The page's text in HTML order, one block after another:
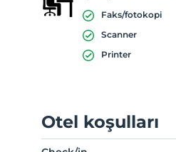
Faks/fotokopi
Scanner
Printer
Otel koşulları